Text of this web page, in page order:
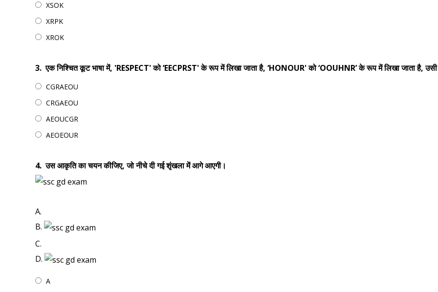
XSOK
XRPK
XROK
3. एक निश्चित कूट भाषा में, 'RESPECT' को ‘EECPRST' के रूप में लिखा जाता है, ‘HONOUR' को ‘OOUHNR’ के रूप में लिखा जाता है, उसी
CGRAEOU
CRGAEOU
AEOUCGR
AEOEOUR
4. उस आकृति का चयन कीजिए, जो नीचे दी गई शृंखला में आगे आएगी।
A.
B.
C.
D.
A